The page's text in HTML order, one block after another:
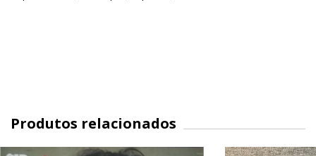
Produtos relacionados